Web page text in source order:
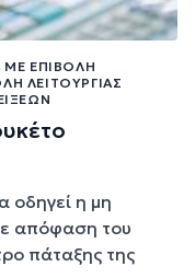
ΜΕ ΕΠΙΒΟΛΉ
ΛΕΙΤΟΥΡΓΊΑΣ
οδηγεί η μη
απόφαση του
πάταξης της